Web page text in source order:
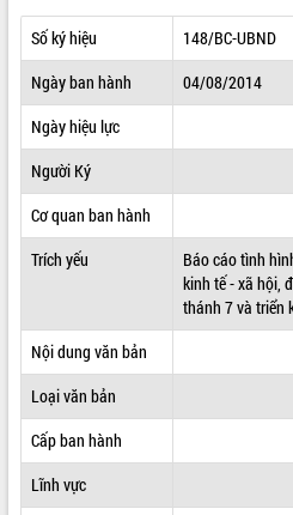
TIN TỨC SỰ KIỆN
SỞ, BAN, NGÀNH
THÔNG TIN CHỈ ĐẠO ĐIỀU HÀNH
HỆ THỐNG VĂN BẢN
VĂN BẢN HĐND TỈNH
QUY HOẠCH - KẾ HOẠCH
Số ký hiệu
148/BC-UBND
Ngày ban hành
04/08/2014
Ngày hiệu lực
Người Ký
Cơ quan ban hành
Trích yếu
Báo cáo tình
kinh tế - xã hội,
thánh 7 và triển
Nội dung văn bản
Loại văn bản
Cấp ban hành
Lĩnh vực